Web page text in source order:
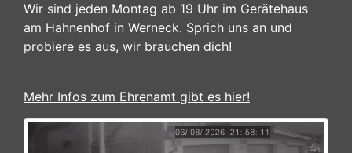
Wir sind jeden Montag ab 19 Uhr im Gerätehaus
am Hahnenhof in Werneck. Sprich uns an und
probiere es aus, wir brauchen dich!
Mehr Infos zum Ehrenamt gibt es hier!